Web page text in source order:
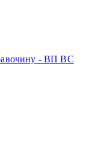
- ВП ВС